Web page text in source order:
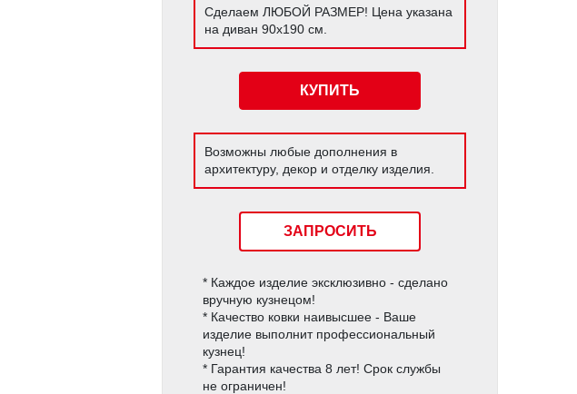
Сделаем ЛЮБОЙ РАЗМЕР! Цена указана
на диван 90х190 см.
КУПИТЬ
Возможны любые дополнения в
архитектуру, декор и отделку изделия.
ЗАПРОСИТЬ
* Каждое изделие эксклюзивно - сделано
вручную кузнецом!
* Качество ковки наивысшее - Ваше
изделие выполнит профессиональный
кузнец!
* Гарантия качества 8 лет! Срок службы
не ограничен!